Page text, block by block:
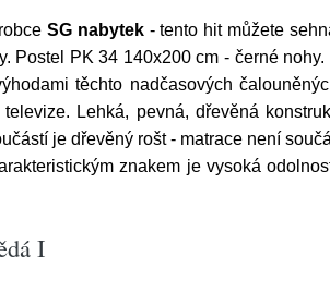
SG nabytek- tento hit můžete
PK 34 140x200 cm - černé
těchto nadčasových
Lehká, pevná, dřevěná
je dřevěný rošt - matrace není
znakem je vysoká
I